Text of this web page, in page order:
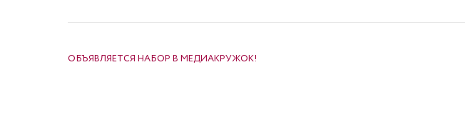
ОБЪЯВЛЯЕТСЯ НАБОР В МЕДИАКРУЖОК!